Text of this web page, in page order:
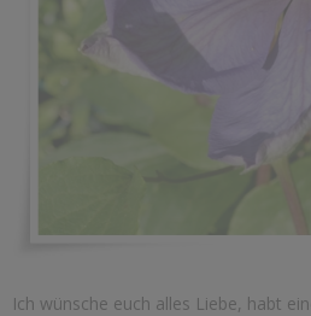
Ich wünsche euch alles Liebe, habt